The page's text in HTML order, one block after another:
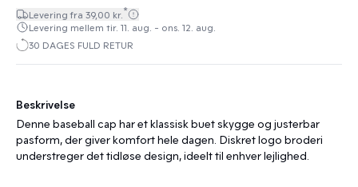
Levering fra 39,00 kr.*
Levering mellem tir. 11. aug. - ons. 12. aug.
30 DAGES FULD RETUR
Beskrivelse
Denne baseball cap har et klassisk buet skygge og justerbar
pasform, der giver komfort hele dagen. Diskret logo broderi
understreger det tidløse design, ideelt til enhver lejlighed.